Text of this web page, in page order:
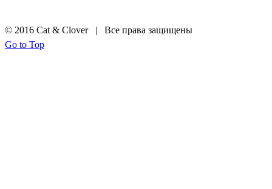
© 2016 Cat & Clover | Все права защищены
Go to Top